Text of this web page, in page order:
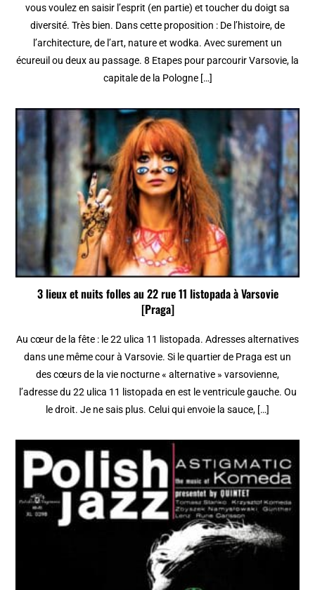
vous voulez en saisir l’esprit (en partie) et toucher du doigt sa
diversité. Très bien. Dans cette proposition : De l’histoire, de
l’architecture, de l’art, nature et wodka. Avec surement un
écureuil ou deux au passage. 8 Etapes pour parcourir Varsovie, la
capitale de la Pologne […]
3 lieux et nuits folles au 22 rue 11 listopada à Varsovie
[Praga]
Au cœur de la fête : le 22 ulica 11 listopada. Adresses alternatives
dans une même cour à Varsovie. Si le quartier de Praga est un
des cœurs de la vie nocturne « alternative » varsovienne,
l’adresse du 22 ulica 11 listopada en est le ventricule gauche. Ou
le droit. Je ne sais plus. Celui qui envoie la sauce, […]